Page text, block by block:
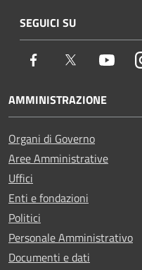
SEGUICI SU
Facebook Twitter
AMMINISTRAZIONE
Organi di Governo
Aree Amministrative
Uffici
Enti e fondazioni
Politici
Personale Amministrativo
Documenti e dati